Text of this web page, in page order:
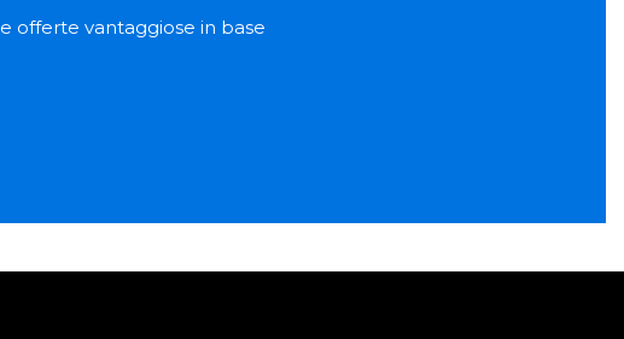
offerte vantaggiose in base